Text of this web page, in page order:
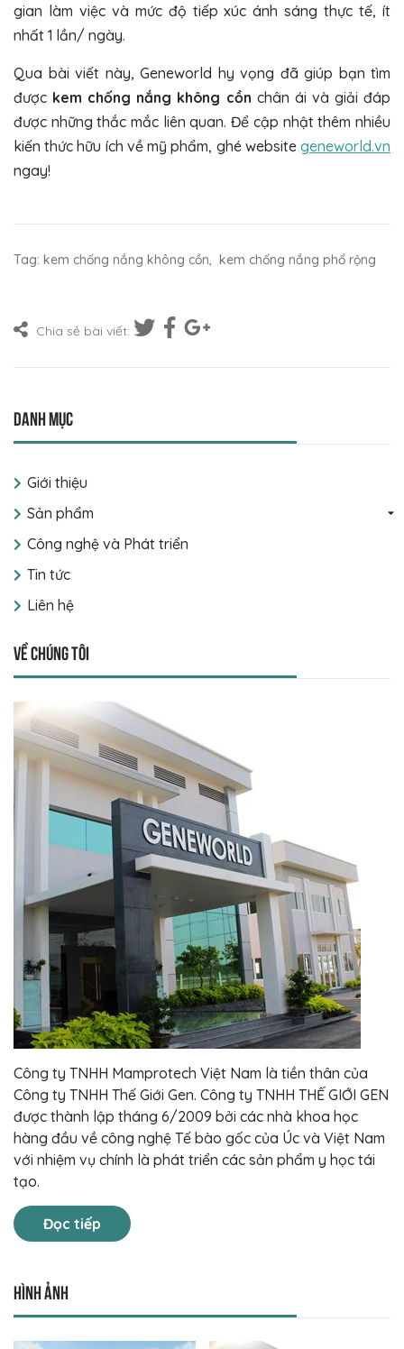
gian làm việc và mức độ tiếp xúc ánh sáng thực tế, ít
nhất 1 lần/ ngày.
Qua bài viết này, Geneworld hy vọng đã giúp bạn tìm
được kem chống nắng không cồn chân ái và giải đáp
được những thắc mắc liên quan. Để cập nhật thêm nhiều
kiến thức hữu ích về mỹ phẩm, ghé website geneworld.vn
ngay!
Tag: kem chống nắng không cồn, kem chống nắng phổ rộng
Chia sẻ bài viết:
Danh mục
Giới thiệu
Sản phẩm
Công nghệ và Phát triển
Tin tức
Liên hệ
Về chúng tôi
Công ty TNHH Mamprotech Việt Nam là tiền thân của
Công ty TNHH Thế Giới Gen. Công ty TNHH THẾ GIỚI GEN
được thành lập tháng 6/2009 bởi các nhà khoa học
hàng đầu về công nghệ Tế bào gốc của Úc và Việt Nam
với nhiệm vụ chính là phát triển các sản phẩm y học tái
tạo.
Đọc tiếp
Hình ảnh